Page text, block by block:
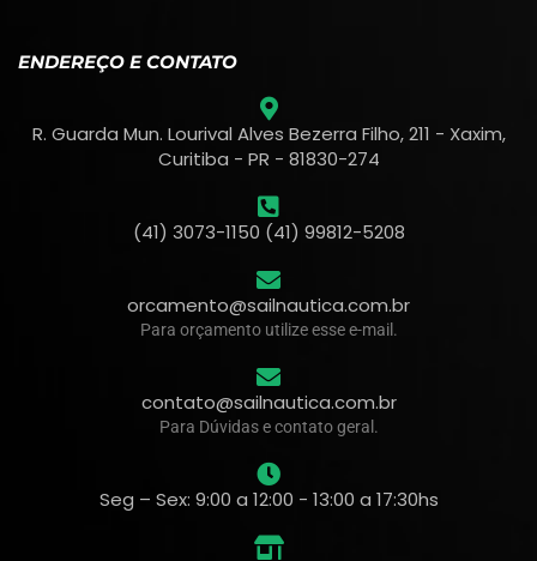
ENDEREÇO E CONTATO
R. Guarda Mun. Lourival Alves Bezerra Filho, 211 - Xaxim,
Curitiba - PR - 81830-274
(41) 3073-1150 (41) 99812-5208
orcamento@sailnautica.com.br
Para orçamento utilize esse e-mail.
contato@sailnautica.com.br
Para Dúvidas e contato geral.
Seg – Sex: 9:00 a 12:00 - 13:00 a 17:30hs